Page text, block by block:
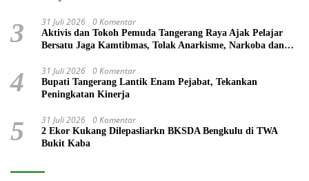
3 31 Juli 2026 0 Komentar
Aktivis dan Tokoh Pemuda Tangerang Raya Ajak Pelajar
Bersatu Jaga Kamtibmas, Tolak Anarkisme, Narkoba dan
4 31 Juli 2026 0 Komentar
Bupati Tangerang Lantik Enam Pejabat, Tekankan
Peningkatan Kinerja
5 31 Juli 2026 0 Komentar
2 Ekor Kukang Dilepasliarkn BKSDA Bengkulu di TWA
Bukit Kaba